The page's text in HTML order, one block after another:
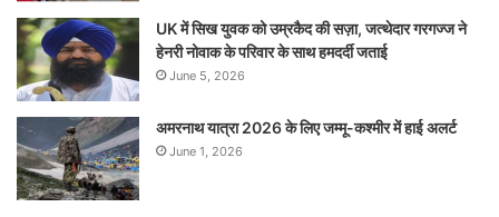
UK में सिख युवक को उम्रकैद की सज़ा, जत्थेदार गरगज्ज ने
हेनरी नोवाक के परिवार के साथ हमदर्दी जताई
June 5, 2026
अमरनाथ यात्रा 2026 के लिए जम्मू-कश्मीर में हाई अलर्ट
June 1, 2026